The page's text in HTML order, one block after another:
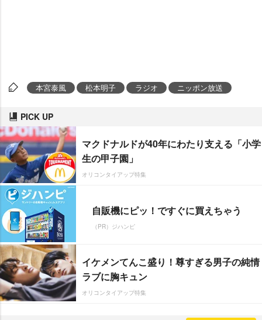
本宮泰風 松本明子 ラジオ ニッポン放送
PICK UP
マクドナルドが40年にわたり支える「小学
生の甲子園」
オリコンタイアップ特集
自販機にピッ！ですぐに買えちゃう
（PR）ジハンピ
イケメンてんこ盛り！尊すぎる男子の純情
ラブに胸キュン
オリコンタイアップ特集